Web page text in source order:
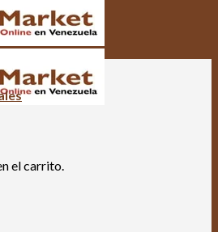
el carrito.